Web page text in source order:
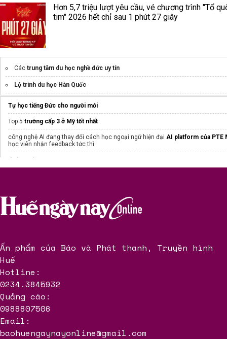
Hơn 5,7 triệu lượt yêu cầu, vé chương trình "Tổ
tim" 2026 hết chỉ sau 1 phút 27 giây
Các trung tâm du học nghề đức uy tín
Lộ trình du học Hàn Quốc
xuất khẩu lao động nhật
Học ngoại ngữ online HeyLearning
Công ty tư vấnĐầu tư EB5 định cư Mỹhàng đầu và chất lượng nhất Việt Nam
Giải cứutrẻ bị táo bón lâu ngàynhanh khỏi
Tự học tiếng Đức cho người mới
Top 5 trường cấp 3 ở Mỹ tốt nhất
công nghệ AI đang thay đổi cách học ngoại ngữ hiện đại AI platform của PTE
học viên nhận feedback tức thì
Tham khảo chương trìnhdu học Ba Lan New Ocean
Ấn phẩm của Báo và Phát thanh, Truyền hình
Huế
Hotline:
0234.3845932
Quảng cáo:
0988807506
Email:
baohuengaynayonline@gmail.com